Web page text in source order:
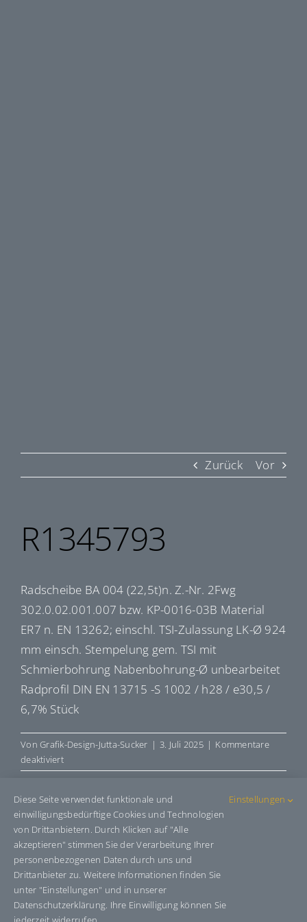
Zurück Vor
R1345793
Radscheibe BA 004 (22,5t)n. Z.-Nr. 2Fwg
302.0.02.001.007 bzw. KP-0016-03B Material
ER7 n. EN 13262; einschl. TSI-Zulassung LK-Ø 924
mm einsch. Stempelung gem. TSI mit
Schmierbohrung Nabenbohrung-Ø unbearbeitet
Radprofil DIN EN 13715 -S 1002 / h28 / e30,5 /
6,7% Stück
VonGrafik-Design-Jutta-Sucker | 3. Juli 2025 | Kommentare
deaktiviertfür
R1345793
Share This Story, Choose Your
Platform!
Facebook
X BlueskyRedditLinkedInWhatsApp
TelegramTumblr
Mail
Diese Seite verwendet funktionale und
einwilligungsbedürftige Cookies und Technologien
von Drittanbietern. Durch Klicken auf "Alle
akzeptieren" stimmen Sie der Verarbeitung Ihrer
personenbezogenen Daten durch uns und
Drittanbieter zu. Weitere Informationen finden Sie
unter "Einstellungen" und in unserer
Datenschutzerklärung. Ihre Einwilligung können Sie
Einstellungen